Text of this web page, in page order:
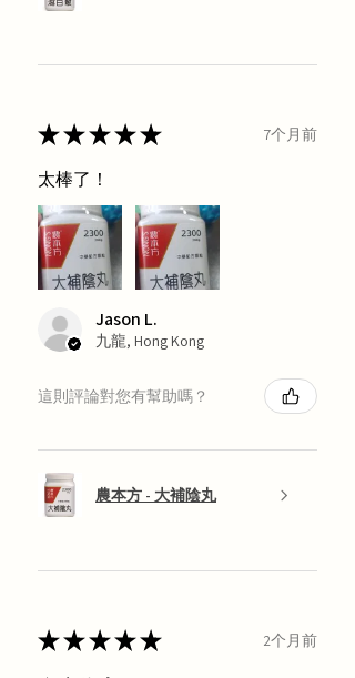
★★★★★ 7个月前
太棒了！
Jason L.
九龍, Hong Kong
這則評論對您有幫助嗎？
農本方 - 大補陰丸
★★★★★ 2个月前